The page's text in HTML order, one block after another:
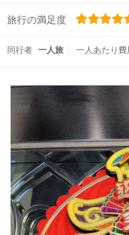
旅行の満足度
同行者 一人旅 一人あたり費